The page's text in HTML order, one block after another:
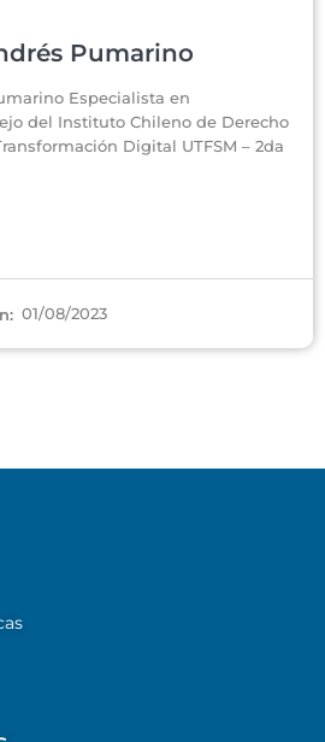
Pumarino
Especialista en
del Instituto Chileno de Derecho
Digital UTFSM – 2da
01/08/2023